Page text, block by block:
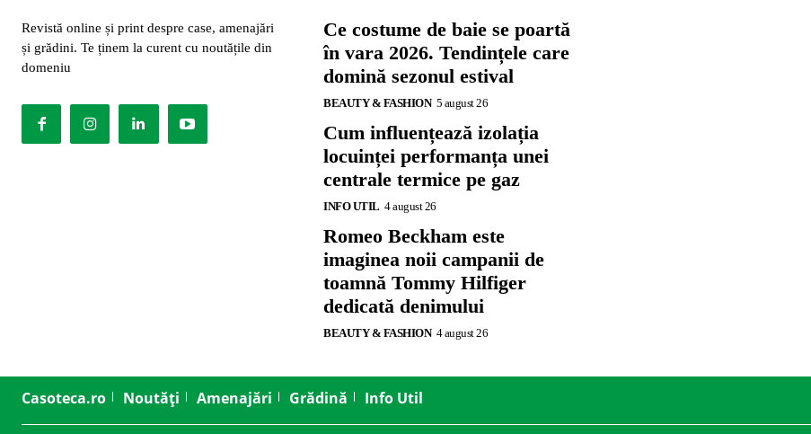
Revistă online și print despre case, amenajări
și grădini. Te ținem la curent cu noutățile din
domeniu
Ce costume de baie se poartă
în vara 2026. Tendințele care
domină sezonul estival
BEAUTY & FASHION 5 august 26
Cum influențează izolația
locuinței performanța unei
centrale termice pe gaz
INFO UTIL 4 august 26
Romeo Beckham este
imaginea noii campanii de
toamnă Tommy Hilfiger
dedicată denimului
BEAUTY & FASHION 4 august 26
Casoteca.ro Noutăți Amenajări Grădină Info Util